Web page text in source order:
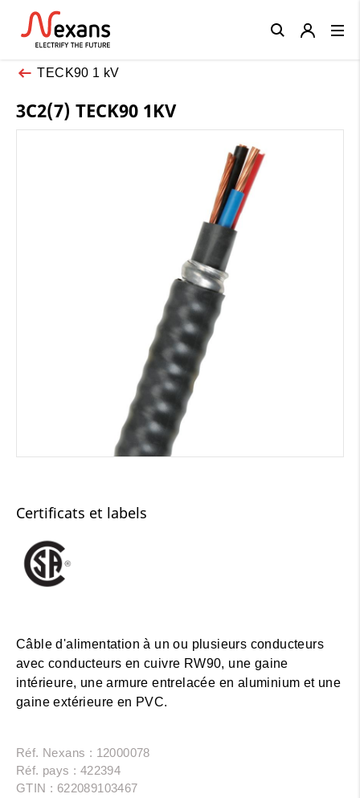
TECK90 1 kV
3C2(7) TECK90 1KV
Certificats et labels
Câble d'alimentation à un ou plusieurs conducteurs
avec conducteurs en cuivre RW90, une gaine
intérieure, une armure entrelacée en aluminium et une
gaine extérieure en PVC.
Réf. Nexans : 12000078
Réf. pays : 422394
GTIN : 622089103467
Close